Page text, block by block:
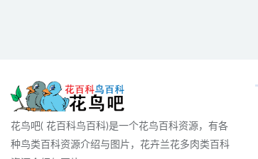
花鸟吧( 花百科鸟百科)是一个花鸟百科资源，有各
种鸟类百科资源介绍与图片，花卉兰花多肉类百科